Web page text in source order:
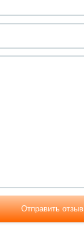
Отправить отзыв